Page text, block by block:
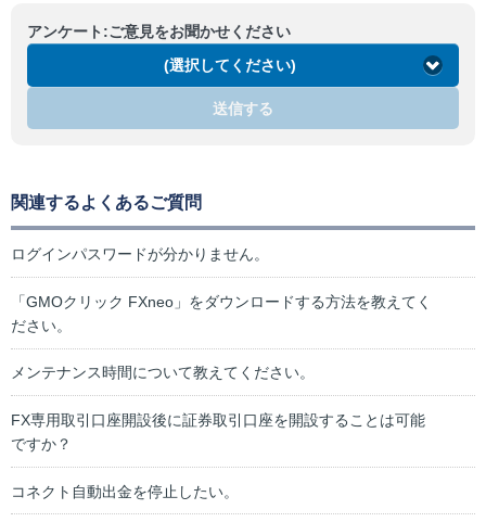
アンケート:ご意見をお聞かせください
(選択してください)
送信する
関連するよくあるご質問
ログインパスワードが分かりません。
「GMOクリック FXneo」をダウンロードする方法を教えてく
ださい。
メンテナンス時間について教えてください。
FX専用取引口座開設後に証券取引口座を開設することは可能
ですか？
コネクト自動出金を停止したい。